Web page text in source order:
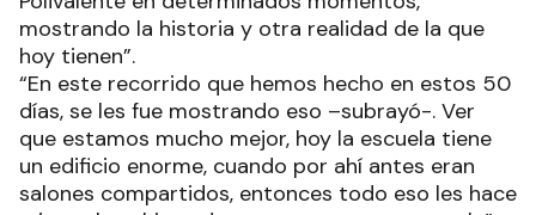
mostrando la historia y otra realidad de la que
hoy tienen”.
“En este recorrido que hemos hecho en estos 50
días, se les fue mostrando eso –subrayó-. Ver
que estamos mucho mejor, hoy la escuela tiene
un edificio enorme, cuando por ahí antes eran
salones compartidos, entonces todo eso les hace